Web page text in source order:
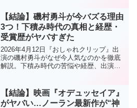
【結論】磯村勇斗が今バズる理由
3つ！下積み時代の真相と経歴・
受賞歴がヤバすぎた
2026年4月12日『おしゃれクリップ』出
演の磯村勇斗がなぜ今人気なのかを徹底
解説。下積み時代の苦悩や経歴、出演作
【結論】映画『オデュッセイア』
がヤバい…ノーラン最新作が“神